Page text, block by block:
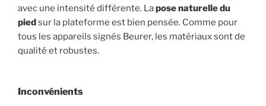
avec une intensité différente. Lapose naturelle du
piedsur la plateforme est bien pensée. Comme pour
tous les appareils signés Beurer, les matériaux sont de
qualité et robustes.
Inconvénients